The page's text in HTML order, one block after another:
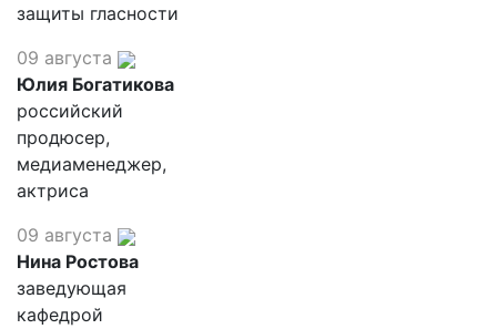
защиты гласности
09 августа
Юлия Богатикова
российский
продюсер,
медиаменеджер,
актриса
09 августа
Нина Ростова
заведующая
кафедрой